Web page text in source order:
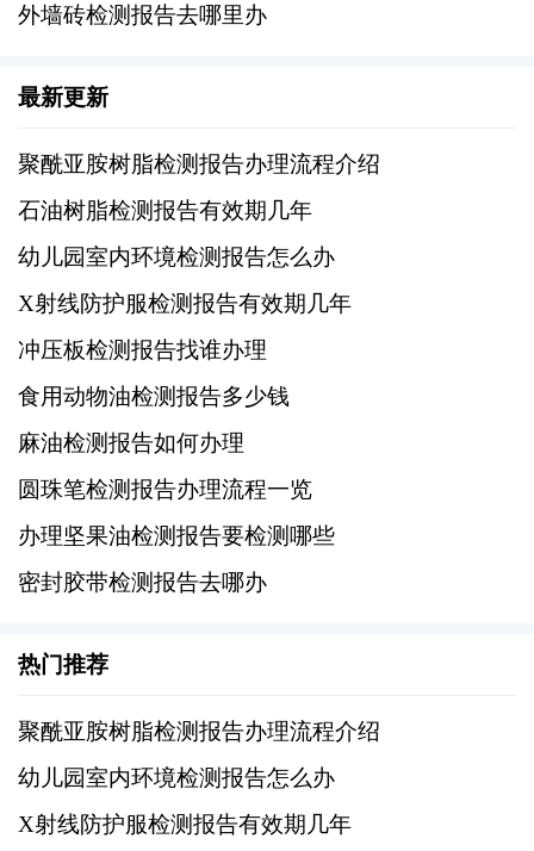
件的描述、所需进行的检测项目等。
3、缴纳检测费
根据检测机构的收费标准，缴纳相应的检测费
用。
1、接收样品
检测机构对提交的橡胶件样本进行登记、标记
和存储。
方法和技术对橡胶件进行全面检测，包括但不
记录详细的测试数据和观察到的现象。
3、分析结果
外墙砖检测报告去哪里办
最新更新
聚酰亚胺树脂检测报告办理流程介绍
石油树脂检测报告有效期几年
幼儿园室内环境检测报告怎么办
X射线防护服检测报告有效期几年
冲压板检测报告找谁办理
食用动物油检测报告多少钱
麻油检测报告如何办理
圆珠笔检测报告办理流程一览
办理坚果油检测报告要检测哪些
密封胶带检测报告去哪办
热门推荐
聚酰亚胺树脂检测报告办理流程介绍
幼儿园室内环境检测报告怎么办
X射线防护服检测报告有效期几年